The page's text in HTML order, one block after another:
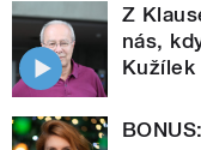
Z
nás,
Kužílek